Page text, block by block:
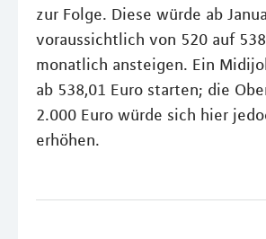
zur Folge. Diese würde ab
voraussichtlich von 520 auf
monatlich ansteigen. Ein
ab 538,01 Euro starten; die
2.000 Euro würde sich hier
erhöhen.